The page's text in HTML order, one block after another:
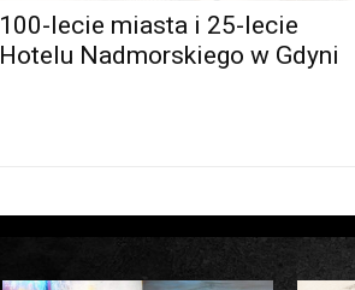
100-lecie miasta i 25-lecie
Hotelu Nadmorskiego w Gdyni